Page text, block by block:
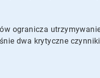
ogranicza
dwa krytyczne